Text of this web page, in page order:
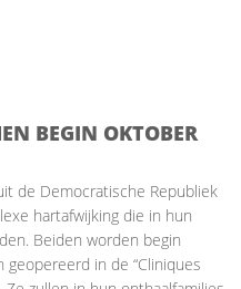
BEGIN OKTOBER
de Democratische Republiek
hartafwijking die in hun
Beiden worden begin
in de “Cliniques